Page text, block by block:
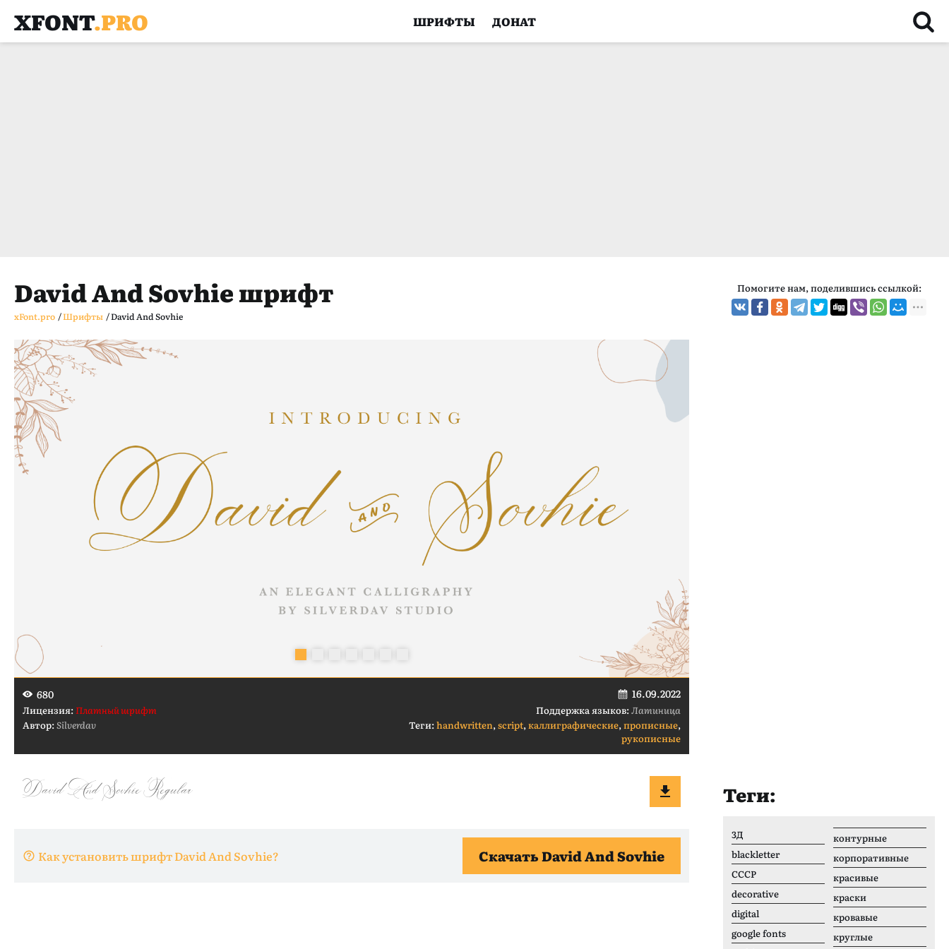
XFONT.PRO ШРИФТЫ ДОНАТ
David And Sovhie шрифт
xFont.pro /Шрифты /David And Sovhie
Помогите нам, поделившись ссылкой:
680 16.09.2022
Лицензия:Платный шрифт Поддержка языков:Латиница
Автор:Silverdav Теги:handwritten,script,каллиграфические,прописные,
рукописные
Как установить шрифт David And Sovhie? Скачать David And Sovhie
Теги:
3Д
blackletter
CCCР
decorative
digital
google fonts
контурные
корпоративные
красивые
краски
кровавые
круглые